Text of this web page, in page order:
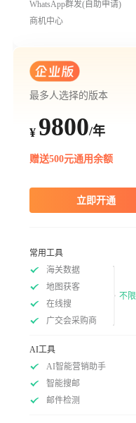
WhatsApp群发(自助申请)
商机中心
最多人选择的版本
¥ 9800/年
赠送500元通用余额
立即开通
常用工具
海关数据
地图获客
在线搜
广交会采购商
不限
AI工具
AI智能营销助手
智能搜邮
邮件检测